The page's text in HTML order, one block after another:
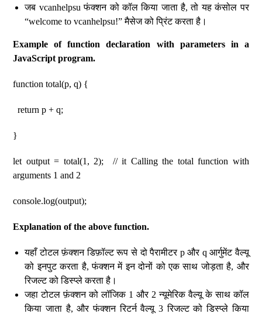
जब vcanhelpsu फंक्शन को कॉल किया जाता है, तो यह कंसोल पर
“welcome to vcanhelpsu!” मैसेज को प्रिंट करता है।
Example of function declaration with parameters in a
JavaScript program.
function total(p, q) {
return p + q;
}
let output = total(1, 2); // it Calling the total function with
arguments 1 and 2
console.log(output);
Explanation of the above function.
यहाँ टोटल फ़ंक्शन डिफ़ॉल्ट रूप से दो पैरामीटर p और q आर्गुमेंट वैल्यू
को इनपुट करता है, फंक्शन में इन दोनों को एक साथ जोड़ता है, और
रिजल्ट को डिस्प्ले करता है।
जहा टोटल फ़ंक्शन को लॉजिक 1 और 2 न्यूमेरिक वैल्यू के साथ कॉल
किया जाता है, और फंक्शन रिटर्न वैल्यू 3 रिजल्ट को डिस्प्ले किया